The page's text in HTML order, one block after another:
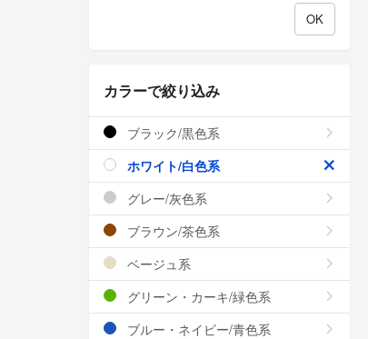
カラーで絞り込み
ブラック/黒色系
ホワイト/白色系
グレー/灰色系
ブラウン/茶色系
ベージュ系
グリーン・カーキ/緑色系
ブルー・ネイビー/青色系